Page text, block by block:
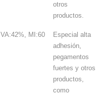
otros
productos.
VA:42%, MI:60
Especial alta
adhesión,
pegamentos
fuertes y otros
productos,
como